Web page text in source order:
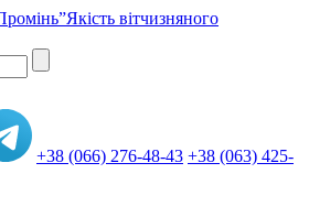
Якість вітчизняного
+38 (066) 276-48-43 +38 (063) 425-